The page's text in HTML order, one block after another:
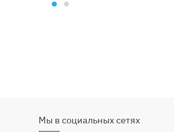
Мы в социальных сетях